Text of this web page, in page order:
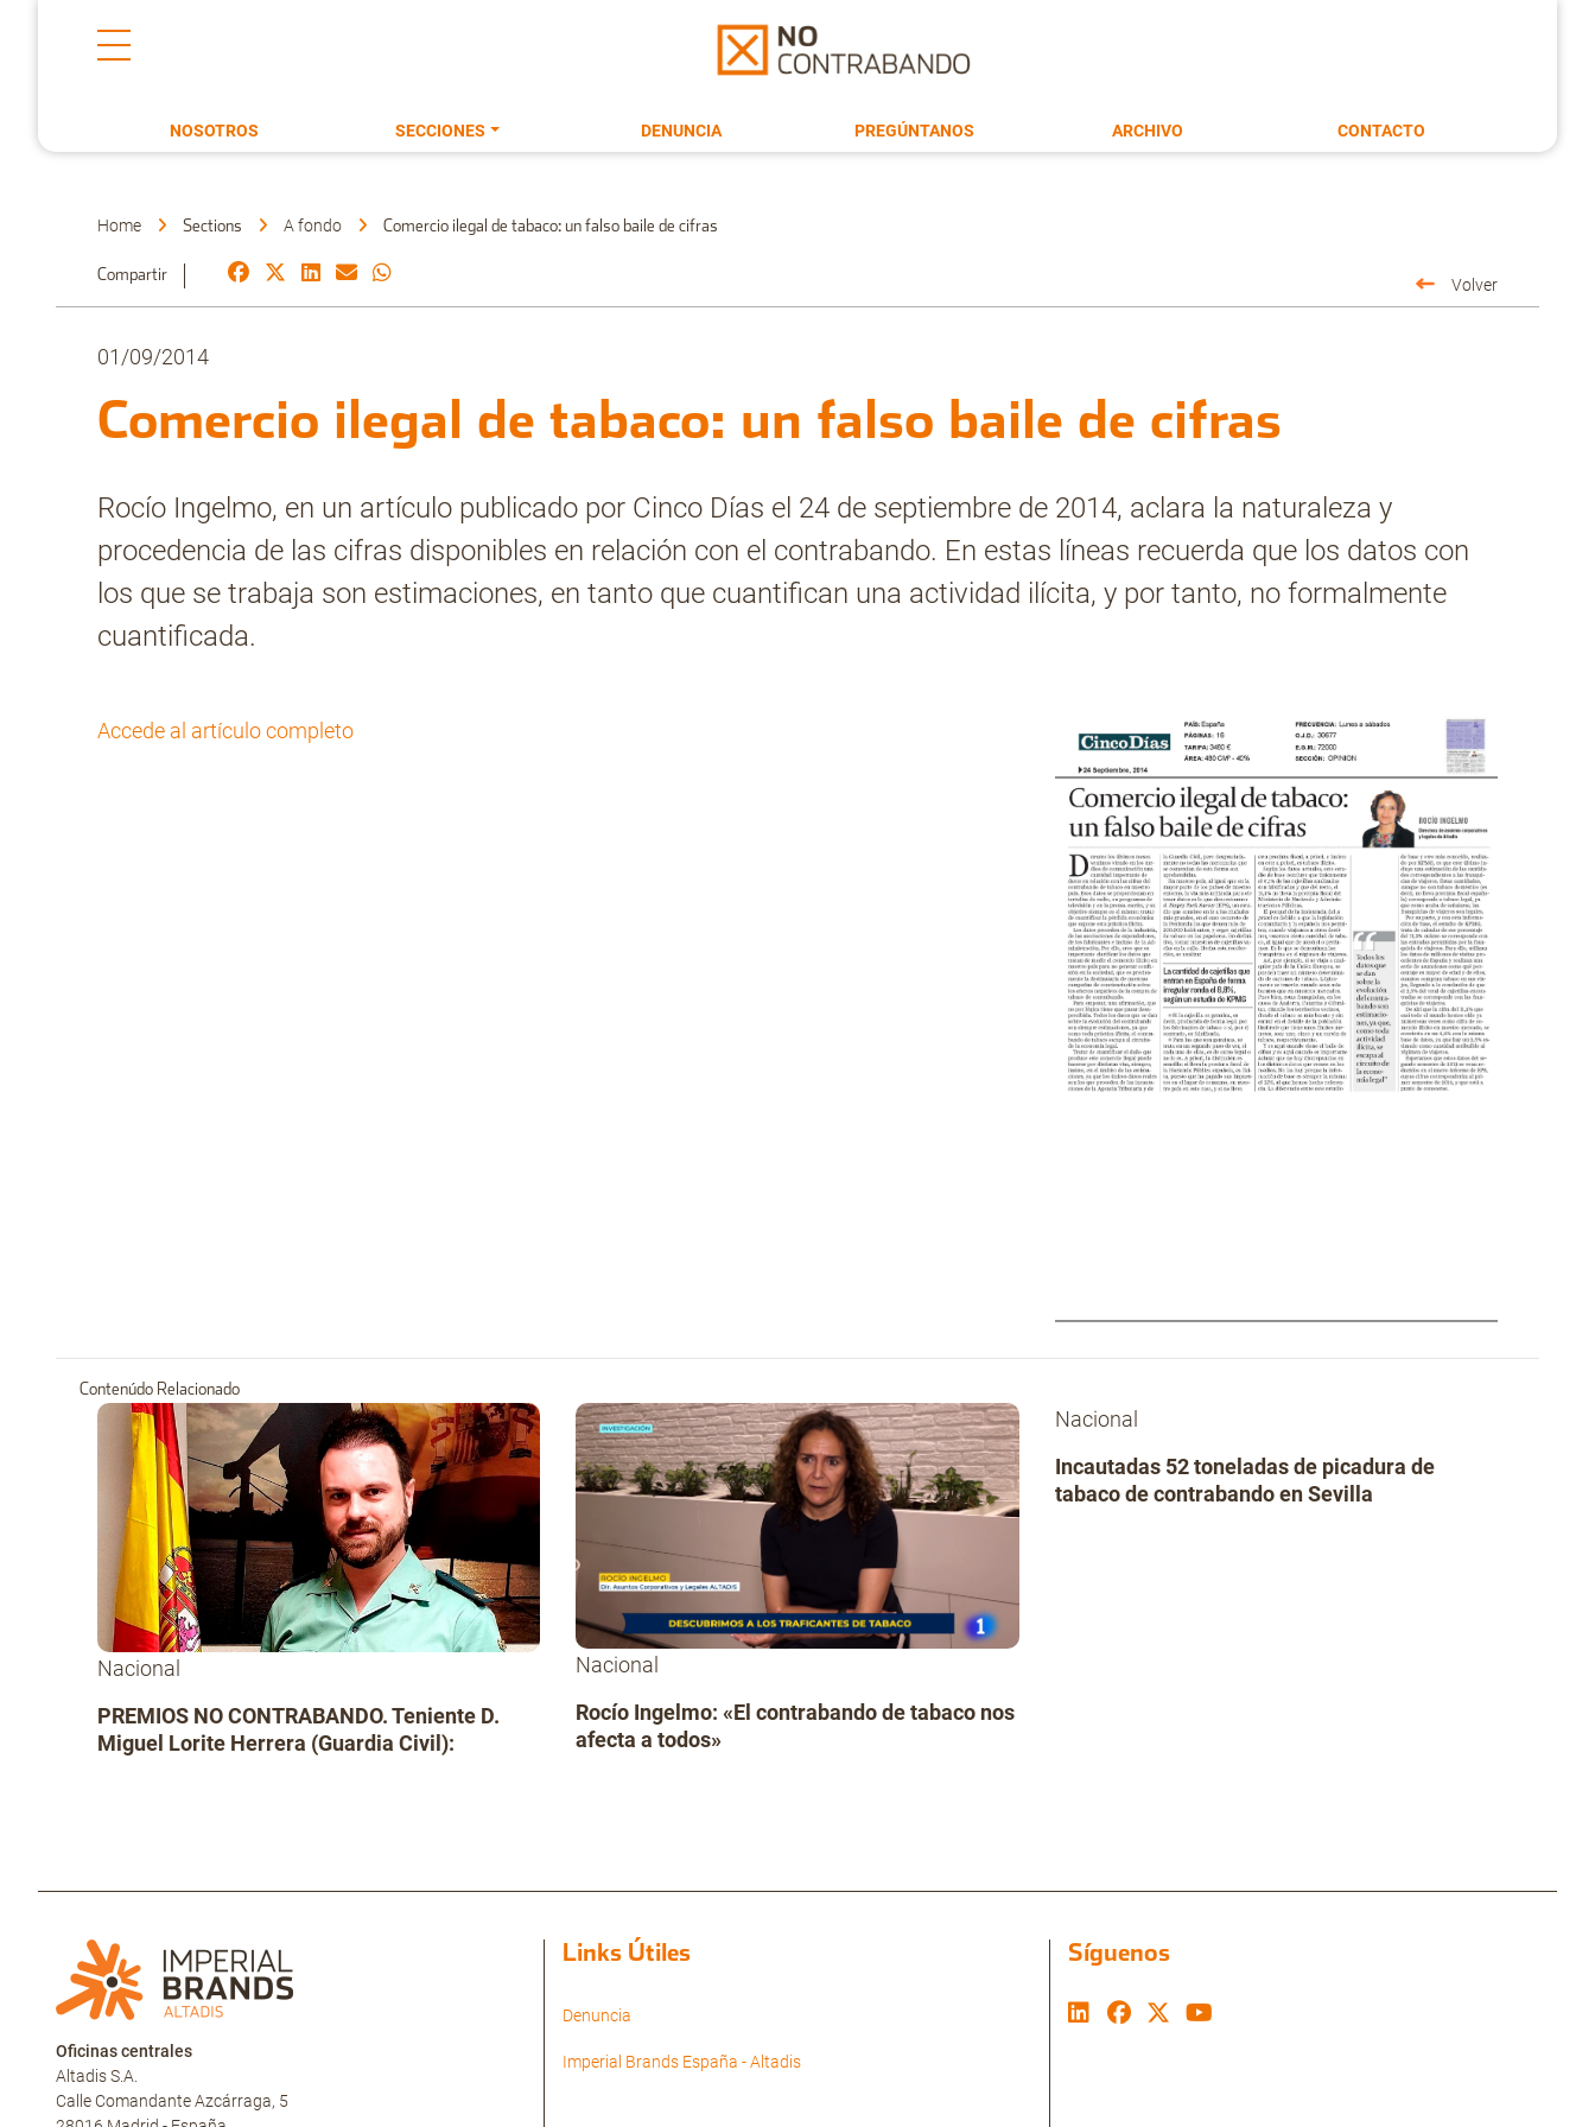
NOSOTROS SECCIONES DENUNCIA PREGÚNTANOS ARCHIVO CONTACTO
Home Sections A fondo Comercio ilegal de tabaco: un falso baile de cifras
Compartir Volver
01/09/2014
Comercio ilegal de tabaco: un falso baile de cifras
Rocío Ingelmo, en un artículo publicado por Cinco Días el 24 de septiembre de 2014, aclara la naturaleza y
procedencia de las cifras disponibles en relación con el contrabando. En estas líneas recuerda que los datos con
los que se trabaja son estimaciones, en tanto que cuantifican una actividad ilícita, y por tanto, no formalmente
cuantificada.
Accede al artículo completo
Contenúdo Relacionado
Nacional
PREMIOS NO CONTRABANDO. Teniente D.
Miguel Lorite Herrera (Guardia Civil):
Nacional
Rocío Ingelmo: «El contrabando de tabaco nos
afecta a todos»
Nacional
Incautadas 52 toneladas de picadura de
tabaco de contrabando en Sevilla
Oficinas centrales
Altadis S.A.
Calle Comandante Azcárraga, 5
Links Útiles
Denuncia
Imperial Brands España - Altadis
Síguenos